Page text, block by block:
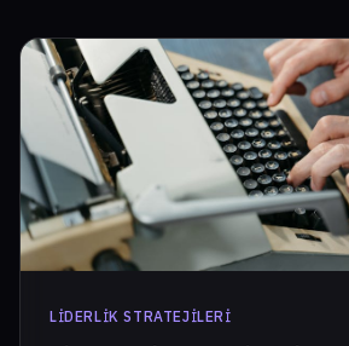
LIDERLIK STRATEJILERI